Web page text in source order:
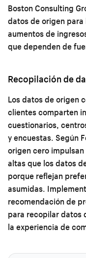
Boston Consulting
datos de origen
aumentos de
que dependen de
Recopilación de
Los datos de origen
clientes comparten
cuestionarios,
y encuestas. Según
origen cero
altas que los datos
porque reflejan
asumidas.
recomendación de
para recopilar datos
la experiencia de